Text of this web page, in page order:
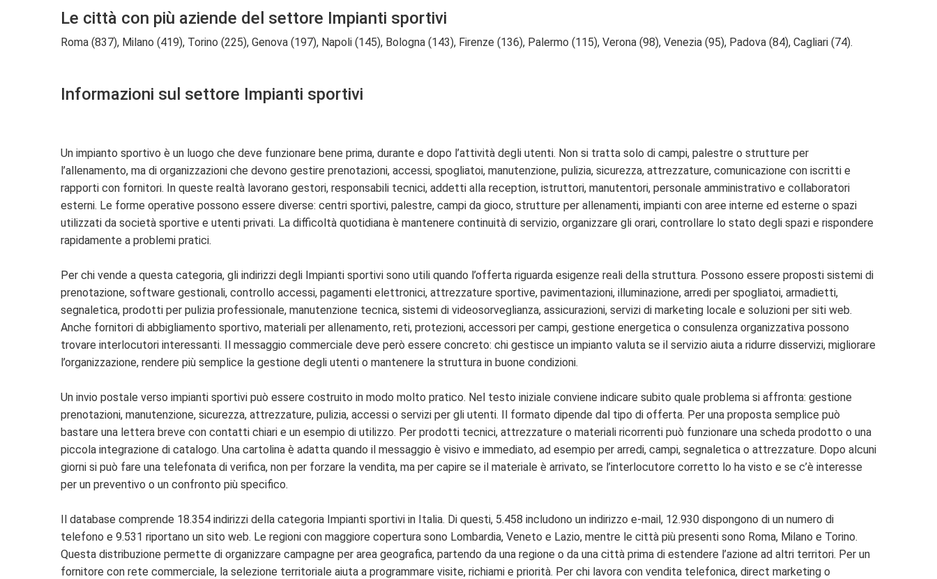
Le città con più aziende del settore Impianti sportivi
Roma (837), Milano (419), Torino (225), Genova (197), Napoli (145), Bologna (143), Firenze (136), Palermo (115), Verona (98), Venezia (95), Padova (84), Cagliari (74).
Informazioni sul settore Impianti sportivi
Un impianto sportivo è un luogo che deve funzionare bene prima, durante e dopo l’attività degli utenti. Non si tratta solo di campi, palestre o strutture per
l’allenamento, ma di organizzazioni che devono gestire prenotazioni, accessi, spogliatoi, manutenzione, pulizia, sicurezza, attrezzature, comunicazione con iscritti e
rapporti con fornitori. In queste realtà lavorano gestori, responsabili tecnici, addetti alla reception, istruttori, manutentori, personale amministrativo e collaboratori
esterni. Le forme operative possono essere diverse: centri sportivi, palestre, campi da gioco, strutture per allenamenti, impianti con aree interne ed esterne o spazi
utilizzati da società sportive e utenti privati. La difficoltà quotidiana è mantenere continuità di servizio, organizzare gli orari, controllare lo stato degli spazi e rispondere
rapidamente a problemi pratici.
Per chi vende a questa categoria, gli indirizzi degli Impianti sportivi sono utili quando l’offerta riguarda esigenze reali della struttura. Possono essere proposti sistemi di
prenotazione, software gestionali, controllo accessi, pagamenti elettronici, attrezzature sportive, pavimentazioni, illuminazione, arredi per spogliatoi, armadietti,
segnaletica, prodotti per pulizia professionale, manutenzione tecnica, sistemi di videosorveglianza, assicurazioni, servizi di marketing locale e soluzioni per siti web.
Anche fornitori di abbigliamento sportivo, materiali per allenamento, reti, protezioni, accessori per campi, gestione energetica o consulenza organizzativa possono
trovare interlocutori interessanti. Il messaggio commerciale deve però essere concreto: chi gestisce un impianto valuta se il servizio aiuta a ridurre disservizi, migliorare
l’organizzazione, rendere più semplice la gestione degli utenti o mantenere la struttura in buone condizioni.
Un invio postale verso impianti sportivi può essere costruito in modo molto pratico. Nel testo iniziale conviene indicare subito quale problema si affronta: gestione
prenotazioni, manutenzione, sicurezza, attrezzature, pulizia, accessi o servizi per gli utenti. Il formato dipende dal tipo di offerta. Per una proposta semplice può
bastare una lettera breve con contatti chiari e un esempio di utilizzo. Per prodotti tecnici, attrezzature o materiali ricorrenti può funzionare una scheda prodotto o una
piccola integrazione di catalogo. Una cartolina è adatta quando il messaggio è visivo e immediato, ad esempio per arredi, campi, segnaletica o attrezzature. Dopo alcuni
giorni si può fare una telefonata di verifica, non per forzare la vendita, ma per capire se il materiale è arrivato, se l’interlocutore corretto lo ha visto e se c’è interesse
per un preventivo o un confronto più specifico.
Il database comprende 18.354 indirizzi della categoria Impianti sportivi in Italia. Di questi, 5.458 includono un indirizzo e-mail, 12.930 dispongono di un numero di
telefono e 9.531 riportano un sito web. Le regioni con maggiore copertura sono Lombardia, Veneto e Lazio, mentre le città più presenti sono Roma, Milano e Torino.
Questa distribuzione permette di organizzare campagne per area geografica, partendo da una regione o da una città prima di estendere l’azione ad altri territori. Per un
fornitore con rete commerciale, la selezione territoriale aiuta a programmare visite, richiami e priorità. Per chi lavora con vendita telefonica, direct marketing o